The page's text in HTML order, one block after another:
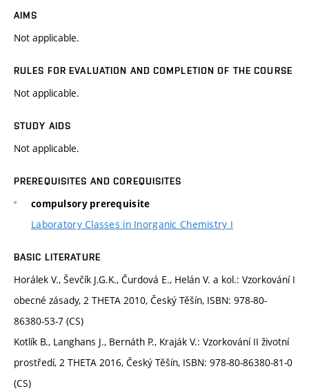
AIMS
Not applicable.
RULES FOR EVALUATION AND COMPLETION OF THE COURSE
Not applicable.
STUDY AIDS
Not applicable.
PREREQUISITES AND COREQUISITES
compulsory prerequisite
Laboratory Classes in Inorganic Chemistry I
BASIC LITERATURE
Horálek V., Ševčík J.G.K., Čurdová E., Helán V. a kol.: Vzorkování I
obecné zásady, 2 THETA 2010, Český Těšín, ISBN: 978-80-
86380-53-7 (CS)
Kotlík B., Langhans J., Bernáth P., Kraják V.: Vzorkování II životní
prostředí, 2 THETA 2016, Český Těšín, ISBN: 978-80-86380-81-0
(CS)